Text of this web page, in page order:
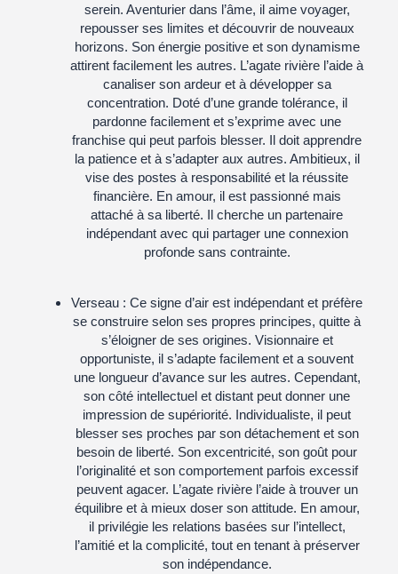
serein. Aventurier dans l’âme, il aime voyager,
repousser ses limites et découvrir de nouveaux
horizons. Son énergie positive et son dynamisme
attirent facilement les autres. L’agate rivière l’aide à
canaliser son ardeur et à développer sa
concentration. Doté d’une grande tolérance, il
pardonne facilement et s’exprime avec une
franchise qui peut parfois blesser. Il doit apprendre
la patience et à s’adapter aux autres. Ambitieux, il
vise des postes à responsabilité et la réussite
financière. En amour, il est passionné mais
attaché à sa liberté. Il cherche un partenaire
indépendant avec qui partager une connexion
profonde sans contrainte.
Verseau : Ce signe d’air est indépendant et préfère
se construire selon ses propres principes, quitte à
s’éloigner de ses origines. Visionnaire et
opportuniste, il s’adapte facilement et a souvent
une longueur d’avance sur les autres. Cependant,
son côté intellectuel et distant peut donner une
impression de supériorité. Individualiste, il peut
blesser ses proches par son détachement et son
besoin de liberté. Son excentricité, son goût pour
l’originalité et son comportement parfois excessif
peuvent agacer. L’agate rivière l’aide à trouver un
équilibre et à mieux doser son attitude. En amour,
il privilégie les relations basées sur l’intellect,
l’amitié et la complicité, tout en tenant à préserver
son indépendance.